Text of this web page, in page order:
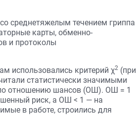
среднетяжелым течением гриппа
карты, обменно-
и протоколы
использовались критерий χ2 (при
статистически значимыми
по отношению шансов (ОШ). ОШ = 1
риск, а ОШ < 1 — на
в работе, строились для